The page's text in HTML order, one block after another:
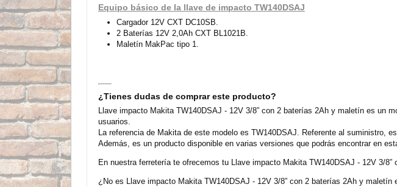
Equipo básico de la llave de impacto TW140DSAJ
Cargador 12V CXT DC10SB.
2 Baterías 12V 2,0Ah CXT BL1021B.
Maletín MakPac tipo 1.
¿Tienes dudas de comprar este producto?
Llave impacto Makita TW140DSAJ - 12V 3/8” con 2 baterías 2Ah y maletín es un
usuarios.
La referencia de Makita de este modelo es TW140DSAJ. Referente al suministro,
Además, es un producto disponible en varias versiones que podrás encontrar en
En nuestra ferretería te ofrecemos tu Llave impacto Makita TW140DSAJ - 12V 3/
¿No es Llave impacto Makita TW140DSAJ - 12V 3/8” con 2 baterías 2Ah y